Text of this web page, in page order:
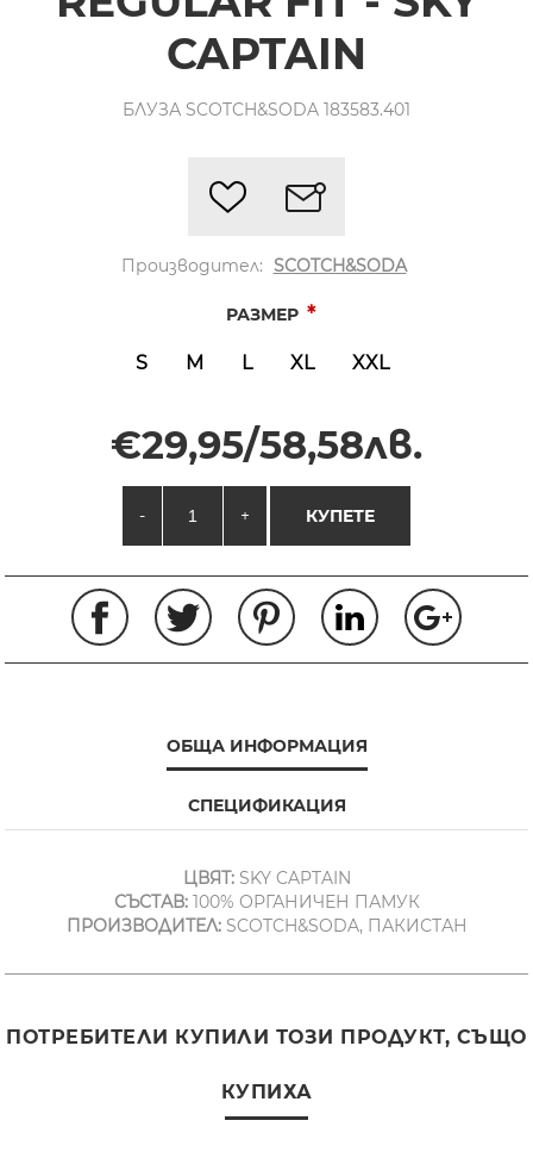
CAPTAIN
БЛУЗА SCOTCH&SODA 183583.401
Производител: SCOTCH&SODA
РАЗМЕР *
S M L XL XXL
€29,95/58,58лв.
- + КУПЕТЕ
ОБЩА ИНФОРМАЦИЯ
СПЕЦИФИКАЦИЯ
ЦВЯТ:SKY CAPTAIN
СЪСТАВ:100% ОРГАНИЧЕН ПАМУК
ПРОИЗВОДИТЕЛ:SCOTCH&SODA, ПАКИСТАН
ПОТРЕБИТЕЛИ КУПИЛИ ТОЗИ ПРОДУКТ, СЪЩО
КУПИХА